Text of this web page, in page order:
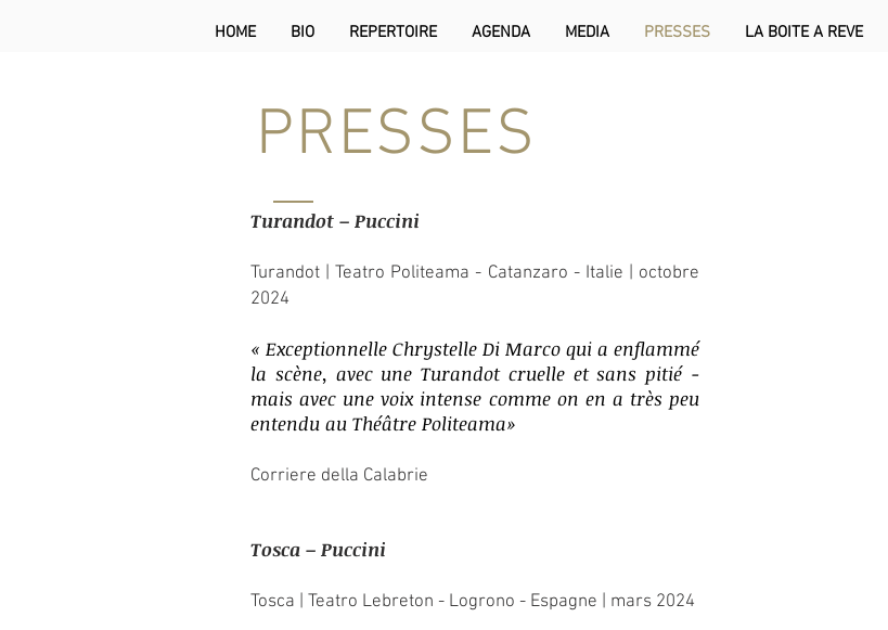
HOME BIO REPERTOIRE AGENDA MEDIA PRESSES LA BOITE A REVE
PRESSES
Turandot – Puccini
Turandot | Teatro Politeama - Catanzaro - Italie | octobre
2024
« Exceptionnelle Chrystelle Di Marco qui a enflammé
la scène, avec une Turandot cruelle et sans pitié -
mais avec une voix intense comme on en a très peu
entendu au Théâtre Politeama»
Corriere della Calabrie
Tosca – Puccini
Tosca | Teatro Lebreton - Logrono - Espagne | mars 2024